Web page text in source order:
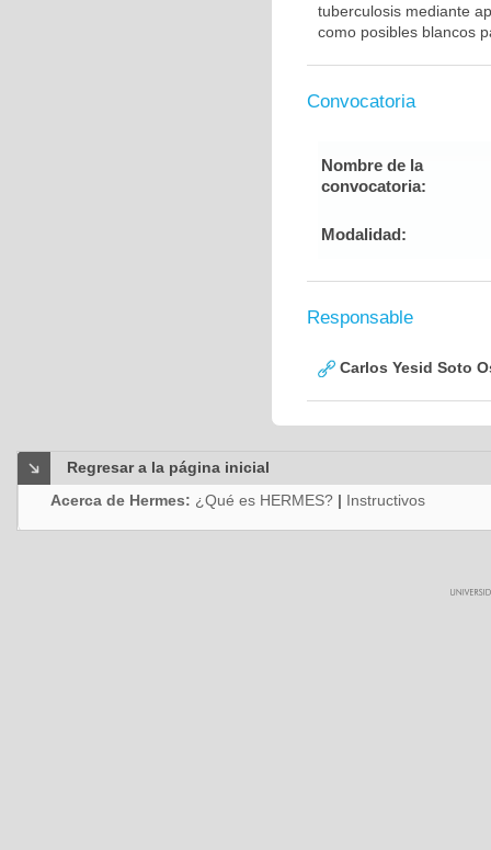
tuberculosis mediante
como posibles blancos
Convocatoria
Nombre de la
convocatoria:
Modalidad:
Responsable
Carlos Yesid Soto
Regresar a la página inicial
Acerca de Hermes: ¿Qué es HERMES? | Instructivos